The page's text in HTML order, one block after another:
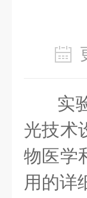
实
光技术
物医学
用的详